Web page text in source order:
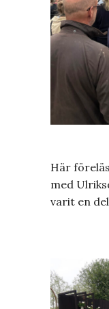
Här
med
varit en